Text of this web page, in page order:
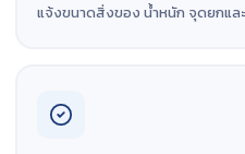
แจ้งขนาดสิ่งของ น้ำหนัก จุดยกแล